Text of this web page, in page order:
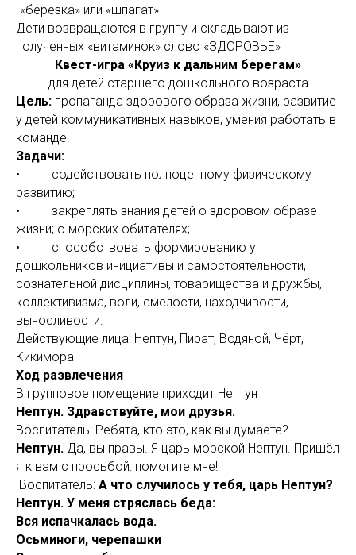
-«березка» или «шпагат»
Дети возвращаются в группу и складывают из
полученных «витаминок» слово «ЗДОРОВЬЕ»
Квест-игра «Круиз к дальним берегам»
для детей старшего дошкольного возраста
Цель: пропаганда здорового образа жизни, развитие
у детей коммуникативных навыков, умения работать в
команде.
Задачи:
• содействовать полноценному физическому
развитию;
• закреплять знания детей о здоровом образе
жизни; о морских обитателях;
• способствовать формированию у
дошкольников инициативы и самостоятельности,
сознательной дисциплины, товарищества и дружбы,
коллективизма, воли, смелости, находчивости,
выносливости.
Действующие лица: Нептун, Пират, Водяной, Чёрт,
Кикимора
Ход развлечения
В групповое помещение приходит Нептун
Нептун. Здравствуйте, мои друзья.
Воспитатель: Ребята, кто это, как вы думаете?
Нептун. Да, вы правы. Я царь морской Нептун. Пришёл
я к вам с просьбой: помогите мне!
Воспитатель: А что случилось у тебя, царь Нептун?
Нептун. У меня стряслась беда:
Вся испачкалась вода.
Осьминоги, черепашки